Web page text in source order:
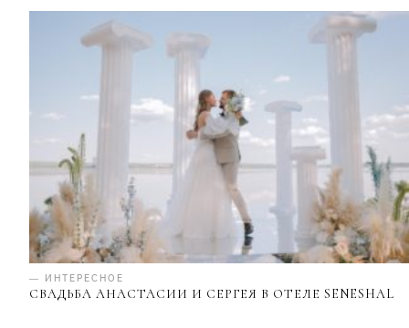
— ИНТЕРЕСНОЕ
СВАДЬБА АНАСТАСИИ И СЕРГЕЯ В ОТЕЛЕ SENESHAL